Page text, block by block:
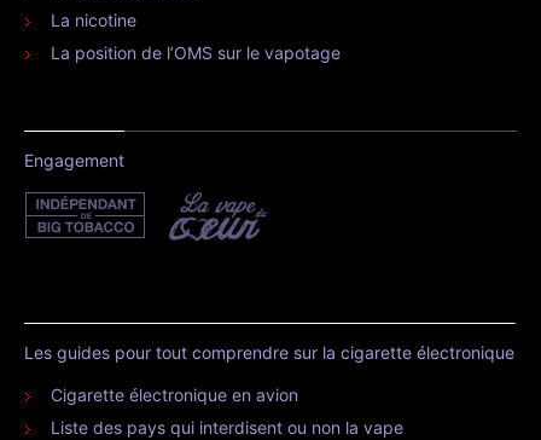
La nicotine
La position de l’OMS sur le vapotage
Engagement
Les guides pour tout comprendre sur la cigarette électronique
Cigarette électronique en avion
Liste des pays qui interdisent ou non la vape